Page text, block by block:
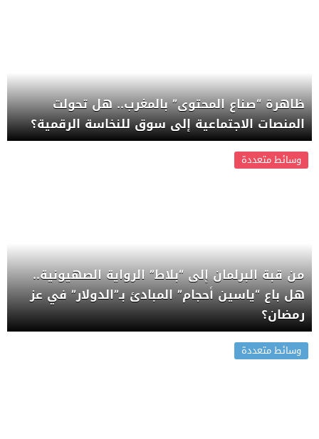
ظاهرة “صناع المحتوى” بالمغرب.. هل تحولت
المنصات الاجتماعية إلى سوق للنخاسة الرقمية؟
وسائط متعددة
من قبة البرلمان إلى “بلاط” الرواية الصهيونية..
هل باع “ياسين أحجام” المبادئ بـ”الدولار” في عز
رمضان؟
وسائط متعددة